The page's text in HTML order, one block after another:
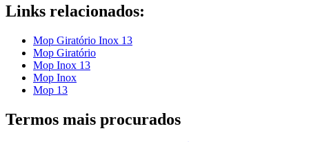
Links relacionados:
Mop Giratório Inox 13
Mop Giratório
Mop Inox 13
Mop Inox
Mop 13
Termos mais procurados